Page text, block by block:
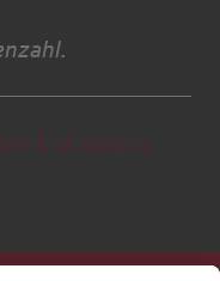
ist bereits